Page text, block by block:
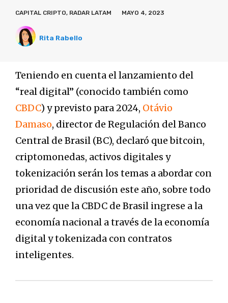
CAPITAL CRIPTO, RADAR LATAM MAYO 4, 2023
Rita Rabello
Teniendo en cuenta el lanzamiento del
“real digital” (conocido también como
CBDC) y previsto para 2024, Otávio
Damaso, director de Regulación del Banco
Central de Brasil (BC), declaró que bitcoin,
criptomonedas, activos digitales y
tokenización serán los temas a abordar con
prioridad de discusión este año, sobre todo
una vez que la CBDC de Brasil ingrese a la
economía nacional a través de la economía
digital y tokenizada con contratos
inteligentes.